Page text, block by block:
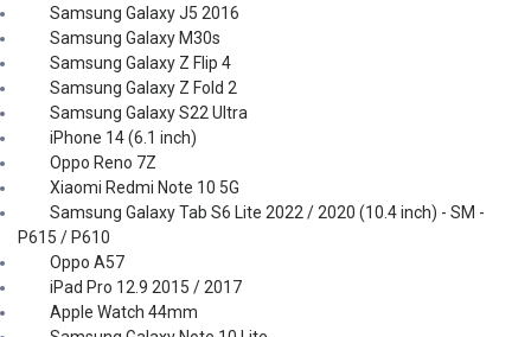
Samsung Galaxy J5 2016
Samsung Galaxy M30s
Samsung Galaxy Z Flip 4
Samsung Galaxy Z Fold 2
Samsung Galaxy S22 Ultra
iPhone 14 (6.1 inch)
Oppo Reno 7Z
Xiaomi Redmi Note 10 5G
Samsung Galaxy Tab S6 Lite 2022 / 2020 (10.4 inch) - SM -
P615 / P610
Oppo A57
iPad Pro 12.9 2015 / 2017
Apple Watch 44mm